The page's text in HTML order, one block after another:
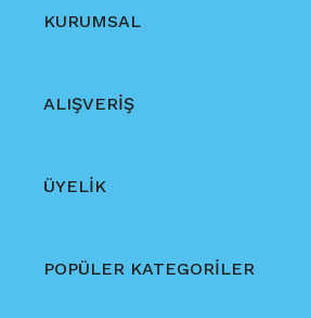
KURUMSAL
ALIŞVERİŞ
ÜYELİK
POPÜLER KATEGORİLER